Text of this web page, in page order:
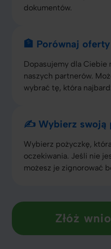
dokumentów.
🏦 Porównaj oferty
Dopasujemy dla Ciebie
naszych partnerów.
wybrać tę, która
✍️ Wybierz swoją
Wybierz pożyczkę,
oczekiwania. Jeśli nie
możesz je zignorować
Złóż